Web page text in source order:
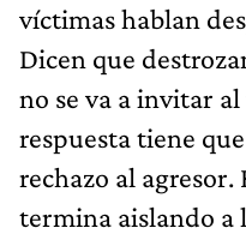
víctimas hablan
Dicen que
no se va a invitar
respuesta tiene
rechazo al agresor.
termina aislando a